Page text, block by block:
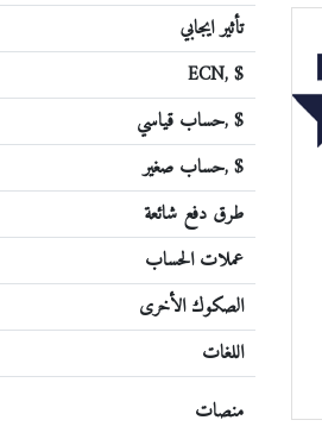
تأثير ايجابي
ECN, $
حساب قياسي, $
حساب صغير, $
طرق دفع شائعة
عملات الحساب
الصكوك الأخرى
اللغات
منصات